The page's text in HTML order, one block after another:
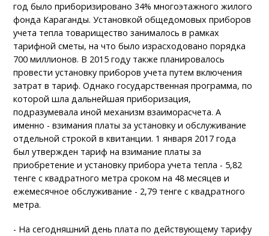
год было приборизировано 34% многоэтажного жилого
фонда Караганды. Установкой общедомовых приборов
учета тепла товарищество занималось в рамках
тарифной сметы, на что было израсходовано порядка
700 миллионов. В 2015 году также планировалось
провести установку приборов учета путем включения
затрат в тариф. Однако государственная программа, по
которой шла дальнейшая приборизация,
подразумевала иной механизм взаиморасчета. А
именно - взимания платы за установку и обслуживание
отдельной строкой в квитанции. 1 января 2017 года
был утвержден тариф на взимание платы за
приобретение и установку прибора учета тепла - 5,82
тенге с квадратного метра сроком на 48 месяцев и
ежемесячное обслуживание - 2,79 тенге с квадратного
метра.
- На сегодняшний день плата по действующему тарифу